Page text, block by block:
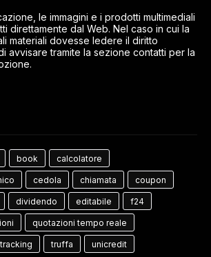
le immagini e i prodotti multimediali
direttamente dal Web. Nel caso in cui la
materiali dovesse ledere il diritto
avvisare tramite la sezione contatti per la
book calcolatore
cedola chiamata coupon
dividendo editabile f24
quotazioni tempo reale
tracking truffa unicredit